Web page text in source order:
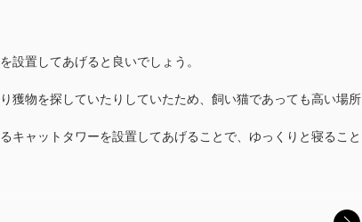
設置してあげると良いでしょう。
獲物を探していたりしていたため、飼い猫であっても高い場所
キャットタワーを設置してあげることで、ゆっくりと寝ること